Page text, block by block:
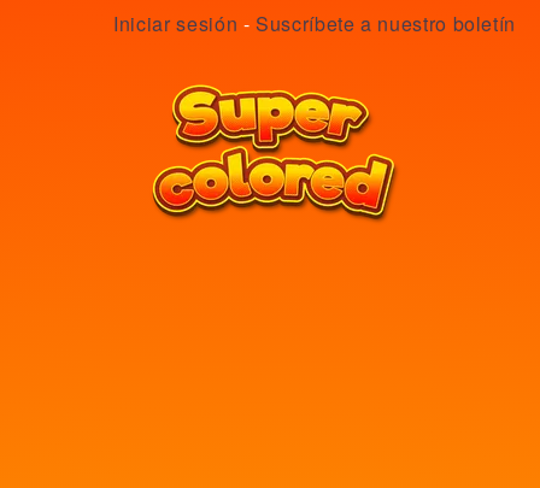
Iniciar sesión -Suscríbete a nuestro boletín